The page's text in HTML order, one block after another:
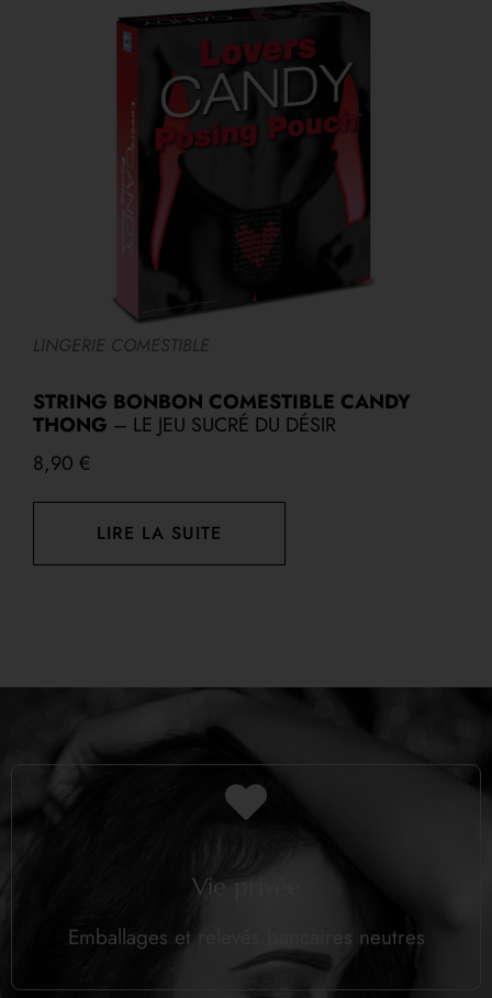
LINGERIE COMESTIBLE
STRING BONBON COMESTIBLE CANDY
THONG – LE JEU SUCRÉ DU DÉSIR
8,90 €
LIRE LA SUITE
Vie privée
Emballages et relevés bancaires neutres